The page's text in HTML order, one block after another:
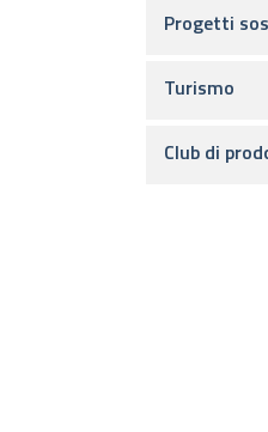
Progetti
Turismo
Club di